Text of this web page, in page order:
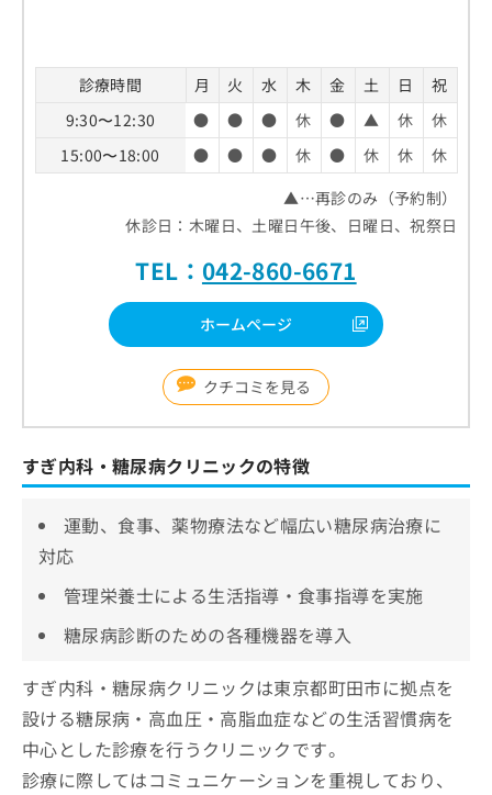
診療時間 月 火 水 木 金 土 日
祝
9:30〜12:30
● ● ● 休 ● ▲ 休
休
15:00〜18:00
● ● ● 休 ● 休 休
休
▲…再診のみ（予約制）
休診日：木曜日、土曜日午後、日曜日、祝祭日
TEL： 042-860-6671
ホームページ
クチコミを見る
すぎ内科・糖尿病クリニックの特徴
運動、食事、薬物療法など幅広い糖尿病治療に
対応
管理栄養士による生活指導・食事指導を実施
糖尿病診断のための各種機器を導入
すぎ内科・糖尿病クリニックは東京都町田市に拠点を
設ける糖尿病・高血圧・高脂血症などの生活習慣病を
中心とした診療を行うクリニックです。
診療に際してはコミュニケーションを重視しており、